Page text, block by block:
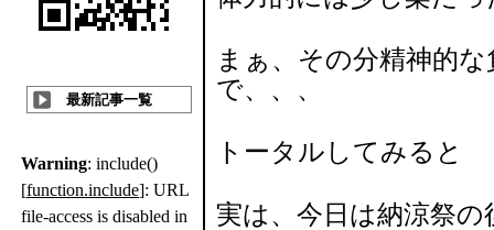
まぁ、その分精神的
で、、、
トータルしてみると
実は、今日は納涼祭
最新記事一覧
Warning: include()
[function.include]: URL
file-access is disabled in